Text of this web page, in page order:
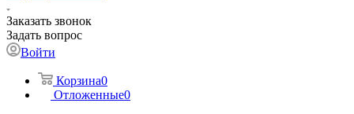
Заказать звонок
Задать вопрос
Войти
Корзина0
Отложенные0